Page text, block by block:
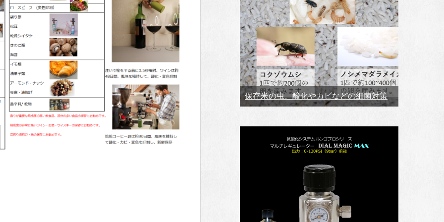
保存米の虫、酸化やカビなどの細菌対策